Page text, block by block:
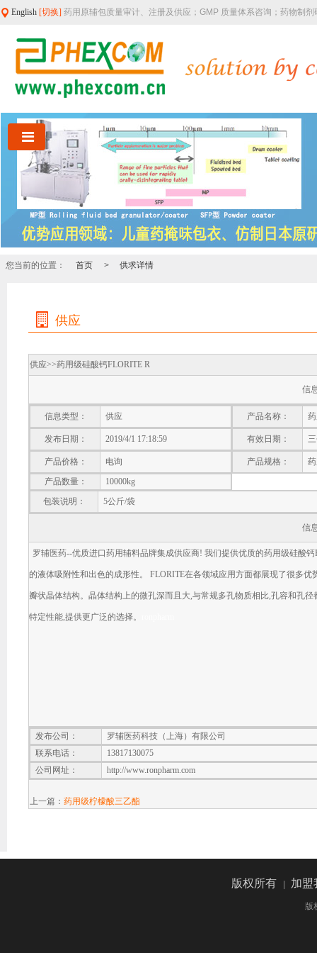
English [切换] 药用原辅包质量审计、注册及供应；GMP 质量体系咨询；药物制
您当前的位置： 首页 > 供求详情
供应
供应>>药用级硅酸钙FLORITE R
信
信息类型： 供应 产品名称：
发布日期： 2019/4/1 17:18:59 有效日期：
产品价格： 电询 产品规格：
产品数量：
10000kg
包装说明：
5公斤/袋
信
罗辅医药--优质进口药用辅料品牌集成供应商! 我们提供优质的药用级硅酸
的液体吸附性和出色的成形性。 FLORITE在各领域应用方面都展现了很多
瓣状晶体结构。晶体结构上的微孔深而且大,与常规多孔物质相比,孔容和孔
特定性能,提供更广泛的选择。
发布公司：
罗辅医药科技（上海）有限公司
联系电话：
13817130075
公司网址：
http://www.ronpharm.com
上一篇：药用级柠檬酸三乙酯
版权所有 加
版